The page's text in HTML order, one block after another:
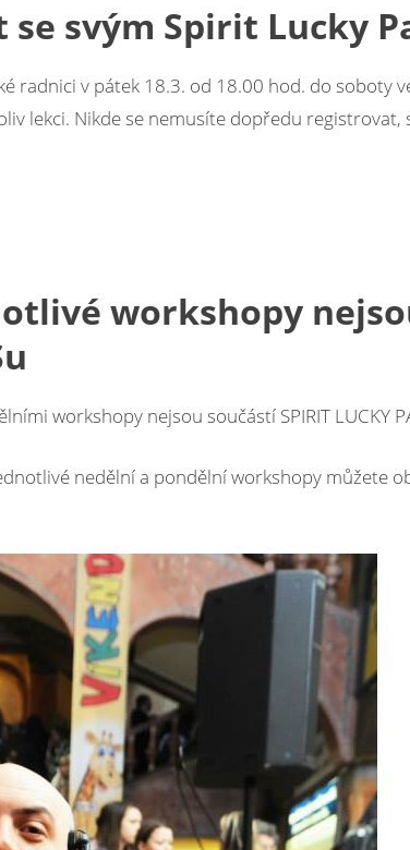
svým Spirit Lucky
radnici v pátek 18.3. od 18.00 hod. do soboty
lekci. Nikde se nemusíte dopředu registrovat,
workshopy
workshopy nejsou součástí SPIRIT LUCKY
nedělní a pondělní workshopy můžete